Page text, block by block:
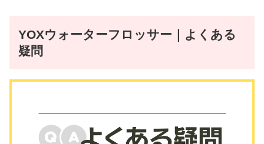
YOXウォーターフロッサー｜よくある
疑問